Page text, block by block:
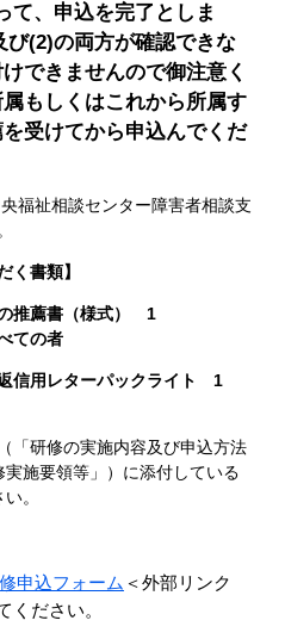
、申込を完了としま
(2)の両方が確認できな
できませんので御注意く
もしくはこれから所属す
受けてから申込んでくだ
福祉相談センター障害者相談支
書類】
推薦書（様式） 1
ての者
信用レターパックライト 1
「研修の実施内容及び申込方法
施要領等」）​に添付している​
。
申込フォーム ＜外部リンク
ください。